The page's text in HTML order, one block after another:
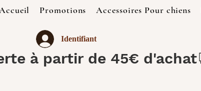
Promotions Accessoires Pour chiens
Identifiant
à partir de 45€ d'achat